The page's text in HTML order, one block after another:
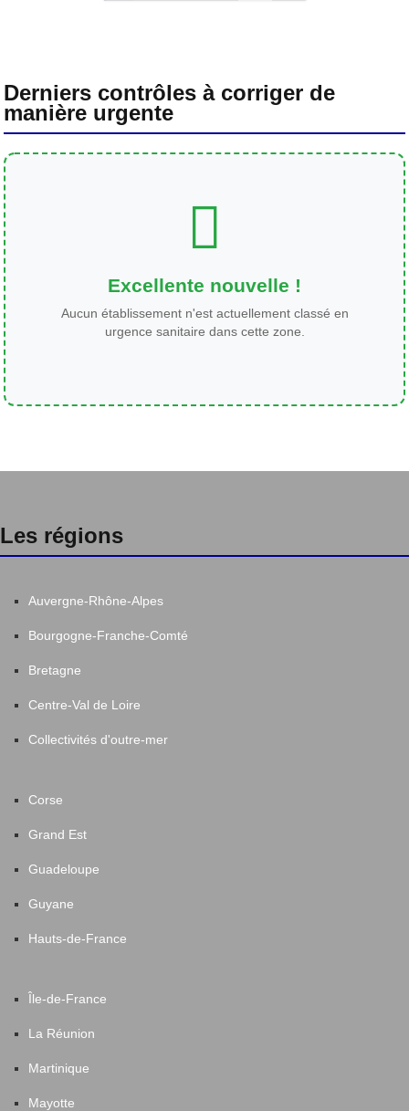
Derniers contrôles à corriger de
manière urgente
Excellente nouvelle !
Aucun établissement n'est actuellement classé en
urgence sanitaire dans cette zone.
Les régions
Auvergne-Rhône-Alpes
Bourgogne-Franche-Comté
Bretagne
Centre-Val de Loire
Collectivités d'outre-mer
Corse
Grand Est
Guadeloupe
Guyane
Hauts-de-France
Île-de-France
La Réunion
Martinique
Mayotte